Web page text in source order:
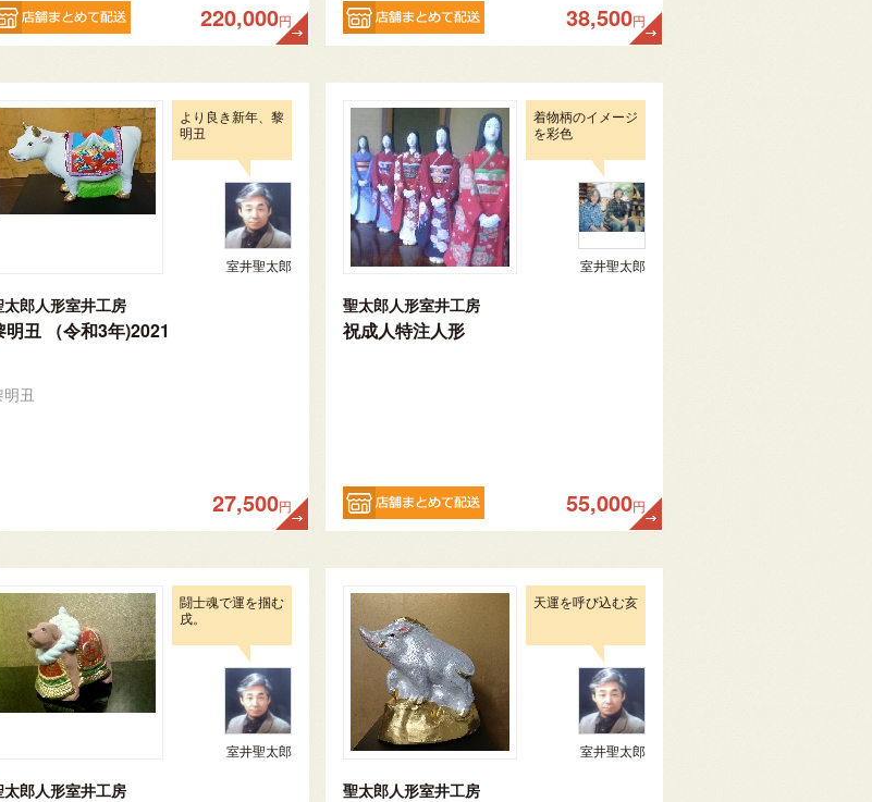
220,000円 38,500円
より良き新年、黎
明丑
室井聖太郎
太郎人形室井工房
明丑 （令和3年)2021
明丑
27,500円
着物柄のイメージ
を彩色
室井聖太郎
聖太郎人形室井工房
祝成人特注人形
55,000円
闘士魂で運を掴む
戌。
室井聖太郎
太郎人形室井工房
天運を呼び込む亥
室井聖太郎
聖太郎人形室井工房